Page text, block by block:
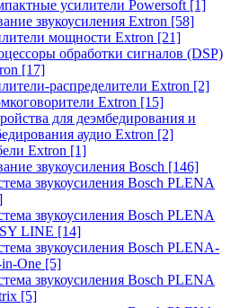
усилители Powersoft [1]
звукоусиления Extron [58]
мощности Extron [21]
обработки сигналов (DSP)
[17]
распределители Extron [2]
Extron [15]
для деэмбедирования и
аудио Extron [2]
Extron [1]
звукоусиления Bosch [146]
звукоусиления Bosch PLENA
звукоусиления Bosch PLENA
LINE [14]
звукоусиления Bosch PLENA-
One [5]
звукоусиления Bosch PLENA
[5]